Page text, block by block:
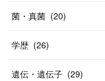
菌・真菌 (20)
学歴 (26)
遺伝・遺伝子 (29)